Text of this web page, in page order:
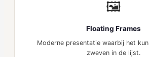
🖼️
Floating Frames
Moderne presentatie waarbij het
zweven in de lijst.